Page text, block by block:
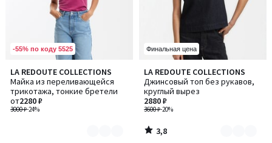
-55% по коду 5525
LA REDOUTE COLLECTIONS
Майка из переливающейся
трикотажа, тонкие бретели
3000 ₽-24%
от2280 ₽
Количество
цветов:
2
Финальная цена
LA REDOUTE COLLECTIONS
Джинсовый топ без рукавов,
круглый вырез
3600 ₽-20%
2880 ₽
3,8
/ 5
Количество
цветов:
2
3,8
/